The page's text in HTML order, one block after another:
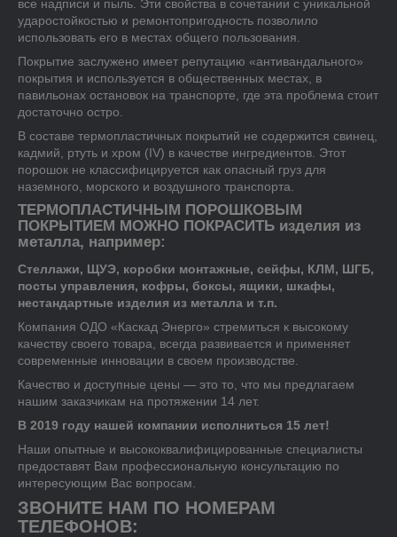
все надписи и пыль. Эти свойства в сочетании с уникальной
ударостойкостью и ремонтопригодность позволило
использовать его в местах общего пользования.
Покрытие заслужено имеет репутацию «антивандального»
покрытия и используется в общественных местах, в
павильонах остановок на транспорте, где эта проблема стоит
достаточно остро.
В составе термопластичных покрытий не содержится свинец,
кадмий, ртуть и хром (IV) в качестве ингредиентов. Этот
порошок не классифицируется как опасный груз для
наземного, морского и воздушного транспорта.
ТЕРМОПЛАСТИЧНЫМ ПОРОШКОВЫМ
ПОКРЫТИЕМ МОЖНО ПОКРАСИТЬ изделия из
металла, например:
Стеллажи, ЩУЭ, коробки монтажные, сейфы, КЛМ, ШГБ,
посты управления, кофры, боксы, ящики, шкафы,
нестандартные изделия из металла и т.п.
Компания ОДО «Каскад Энерго» стремиться к высокому
качеству своего товара, всегда развивается и применяет
современные инновации в своем производстве.
Качество и доступные цены — это то, что мы предлагаем
нашим заказчикам на протяжении 14 лет.
В 2019 году нашей компании исполниться 15 лет!
Наши опытные и высококвалифицированные специалисты
предоставят Вам профессиональную консультацию по
интересующим Вас вопросам.
ЗВОНИТЕ НАМ ПО НОМЕРАМ
ТЕЛЕФОНОВ: